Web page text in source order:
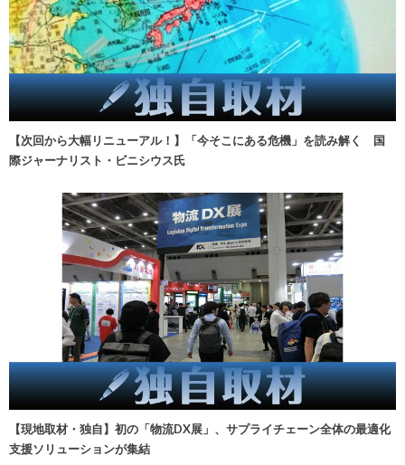
【次回から大幅リニューアル！】「今そこにある危機」を読み解く 国
際ジャーナリスト・ビニシウス氏
【現地取材・独自】初の「物流DX展」、サプライチェーン全体の最適化
支援ソリューションが集結